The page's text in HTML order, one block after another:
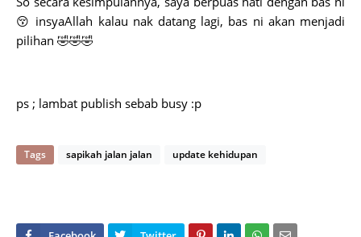
😚 insyaAllah kalau nak datang lagi, bas ni akan menjadi
pilihan 🤣🤣🤣
ps ; lambat publish sebab busy :p
Tags sapikah jalan jalan update kehidupan